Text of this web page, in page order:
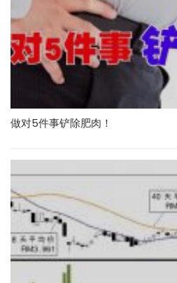
做对5件事铲除肥肉！